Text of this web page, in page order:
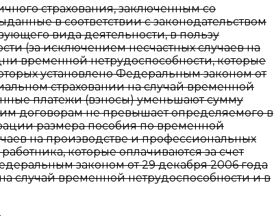
страхования, заключенным со
в соответствии с законодательством
вида деятельности, в пользу
(за исключением несчастных случаев на
временной нетрудоспособности, которые
установлено Федеральным законом от
страховании на случай временной
платежи (взносы) уменьшают сумму
договорам не превышает определяемого в
размера пособия по временной
на производстве и профессиональных
которые оплачиваются за счет
законом от 29 декабря 2006 года
случай временной нетрудоспособности и в